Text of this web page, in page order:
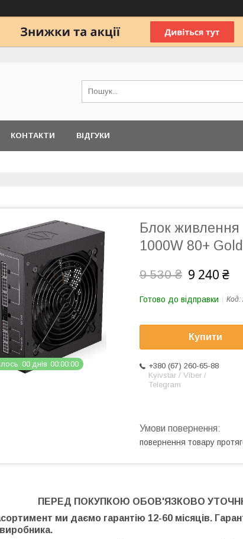
КОНТАКТИ ВІДГУКИ
00 днів 00 00 00
Блок живлення
1000W 80+
9 530 ₴ 9 240 ₴
Готово до відправки Код:
Купити
+380 (67) 260-65-88
Kyivstar / Viber /
Telegram
повернення товару
ПЕРЕД ПОКУПКОЮ ОБОВ'ЯЗКОВО
ми даємо гарантію 12-60 місяців.